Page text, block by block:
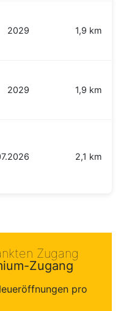
2029 1,9 km
2029 1,9 km
2,1 km
Zugang
Zugang
pro